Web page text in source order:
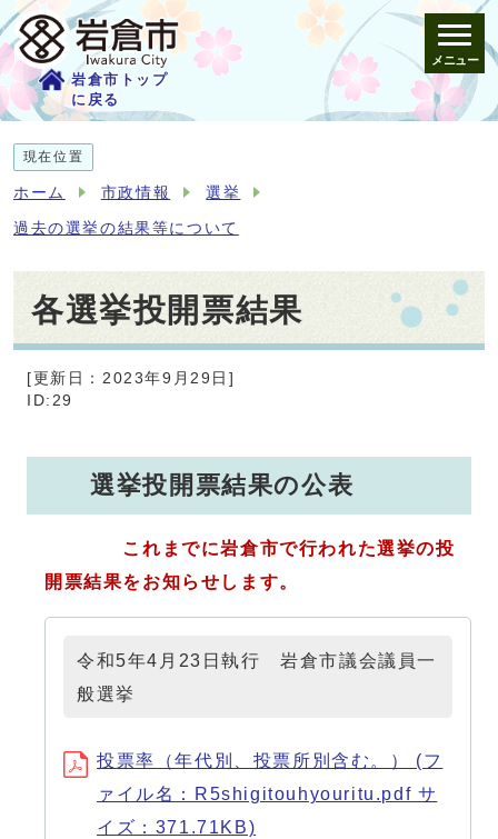
岩倉市トップ
に戻る
メニュー
現在位置
ホーム 市政情報 選挙
過去の選挙の結果等について
各選挙投開票結果
[更新日：2023年9月29日]
ID:29
選挙投開票結果の公表
これまでに岩倉市で行われた選挙の投
開票結果をお知らせします。
令和5年4月23日執行 岩倉市議会議員一
般選挙
投票率（年代別、投票所別含む。） (フ
ァイル名：R5shigitouhyouritu.pdf サ
イズ：371.71KB)